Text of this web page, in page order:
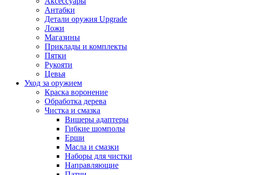
Антабки
Детали оружия Upgrade
Ложи
Магазины
Приклады и комплекты
Пятки
Рукояти
Цевья
Уход за оружием
Краска воронение
Обработка дерева
Чистка и смазка
Вишеры адаптеры
Гибкие шомполы
Ерши
Масла и смазки
Наборы для чистки
Направляющие